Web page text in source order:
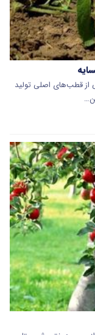
از قطب‌های اصلی تولید